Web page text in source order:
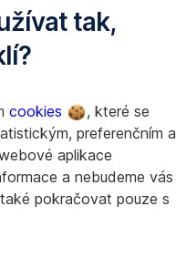
tak,
cookies
, které se
preferenčním a
aplikace
a nebudeme vás
pokračovat pouze s